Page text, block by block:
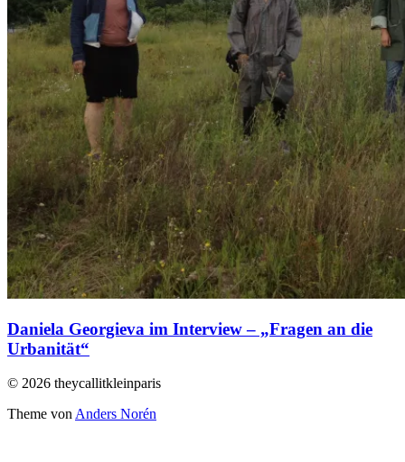
Daniela Georgieva im Interview – „Fragen an die
Urbanität“
© 2026 theycallitkleinparis
Theme von Anders Norén